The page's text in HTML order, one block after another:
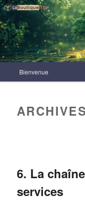
Aller
au
contenu
principal
Aller
au
contenu
secondaire
Menu
principal
Bienvenue
6. La
services